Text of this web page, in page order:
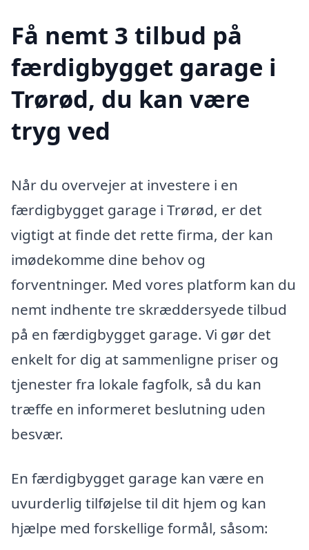
Få nemt 3 tilbud på
færdigbygget garage i
Trørød, du kan være
tryg ved
Når du overvejer at investere i en
færdigbygget garage i Trørød, er det
vigtigt at finde det rette firma, der kan
imødekomme dine behov og
forventninger. Med vores platform kan du
nemt indhente tre skræddersyede tilbud
på en færdigbygget garage. Vi gør det
enkelt for dig at sammenligne priser og
tjenester fra lokale fagfolk, så du kan
træffe en informeret beslutning uden
besvær.
En færdigbygget garage kan være en
uvurderlig tilføjelse til dit hjem og kan
hjælpe med forskellige formål, såsom: